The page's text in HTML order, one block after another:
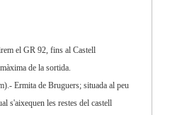
el GR 92, fins al Castell
de la sortida.
Ermita de Bruguers; situada al peu
s'aixequen les restes del castell